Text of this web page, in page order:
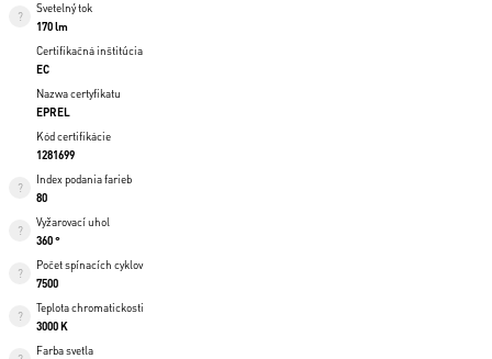
Svetelný tok
170 lm
Certifikačná inštitúcia
EC
Nazwa certyfikatu
EPREL
Kód certifikácie
1281699
Index podania farieb
80
Vyžarovací uhol
360 °
Počet spínacích cyklov
7500
Teplota chromatickosti
3000 K
Farba svetla